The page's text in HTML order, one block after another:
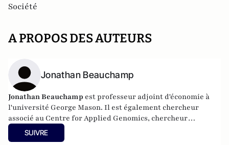
Société
A PROPOS DES AUTEURS
Jonathan Beauchamp
Jonathan Beauchamp est professeur adjoint d'économie à
l'université George Mason. Il est également chercheur
associé au Centre for Applied Genomics, chercheur
principal du Social Science Genetic Association Consortium
(SSGAC) et chargé de recherche principal au Mercatus
SUIVRE